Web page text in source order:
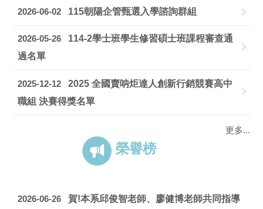
2026-06-02 115朝陽企管甄選入學諮詢群組
2026-05-26
114-2學士班學生修習碩士班課程審查通
過名單
2025-12-12
2025 全國賣呐炬達人創新行銷競賽高中
職組 決賽得獎名單
更多...
榮譽榜
2026-06-26
賀!本系邱俊智老師、廖健博老師共同指導